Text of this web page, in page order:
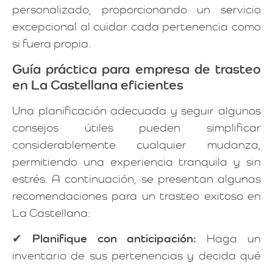
personalizado, proporcionando un servicio
excepcional al cuidar cada pertenencia como
si fuera propia.
Guía práctica para empresa de trasteo
en La Castellana eficientes
Una planificación adecuada y seguir algunos
consejos útiles pueden simplificar
considerablemente cualquier mudanza,
permitiendo una experiencia tranquila y sin
estrés. A continuación, se presentan algunas
recomendaciones para un trasteo exitoso en
La Castellana:
✔ Planifique con anticipación: Haga un
inventario de sus pertenencias y decida qué